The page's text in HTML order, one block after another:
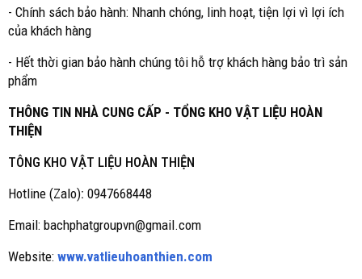
- Chính sách bảo hành: Nhanh chóng, linh hoạt, tiện lợi vì lợi ích
của khách hàng
- Hết thời gian bảo hành chúng tôi hỗ trợ khách hàng bảo trì sản
phẩm
THÔNG TIN NHÀ CUNG CẤP - TỔNG KHO VẬT LIỆU HOÀN
THIỆN
TÔNG KHO VẬT LIỆU HOÀN THIỆN
Hotline (Zalo): 0947668448
Email: bachphatgroupvn@gmail.com
Website: www.vatlieuhoanthien.com